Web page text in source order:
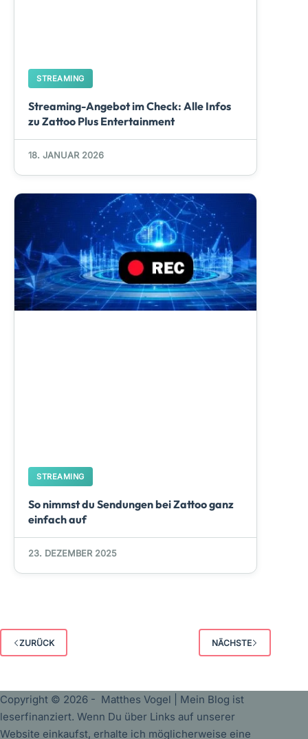
STREAMING
Streaming-Angebot im Check: Alle Infos
zu Zattoo Plus Entertainment
18. JANUAR 2026
STREAMING
So nimmst du Sendungen bei Zattoo ganz
einfach auf
23. DEZEMBER 2025
ZURÜCK NÄCHSTE
Copyright © 2026 - Matthes Vogel | Mein Blog ist
leserfinanziert. Wenn Du über Links auf unserer
Website einkaufst, erhalte ich möglicherweise eine